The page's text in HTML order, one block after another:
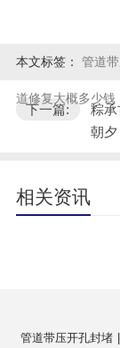
本文标签： 管道
道修复大概多少钱
下一篇:
粽
朝夕
相关资讯
管道带压开孔封堵